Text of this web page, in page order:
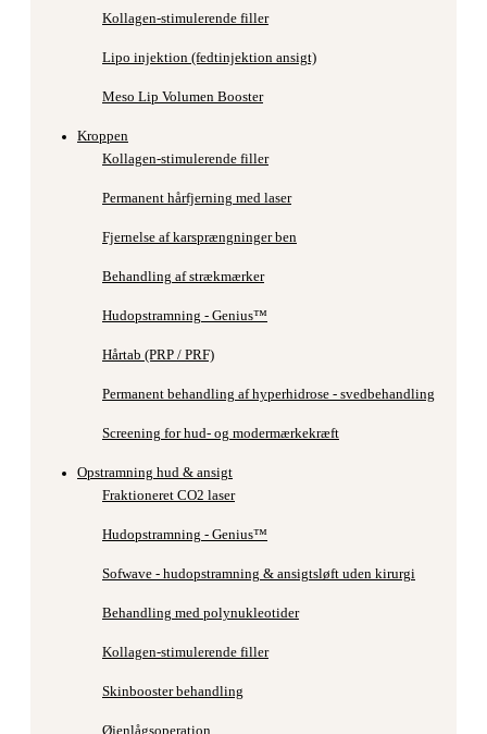
Kollagen-stimulerende filler
Lipo injektion (fedtinjektion ansigt)
Meso Lip Volumen Booster
Kroppen
Kollagen-stimulerende filler
Permanent hårfjerning med laser
Fjernelse af karsprængninger ben
Behandling af strækmærker
Hudopstramning - Genius™
Hårtab (PRP / PRF)
Permanent behandling af hyperhidrose - svedbehandling
Screening for hud- og modermærkekræft
Opstramning hud & ansigt
Fraktioneret CO2 laser
Hudopstramning - Genius™
Sofwave - hudopstramning & ansigtsløft uden kirurgi
Behandling med polynukleotider
Kollagen-stimulerende filler
Skinbooster behandling
Øjenlågsoperation